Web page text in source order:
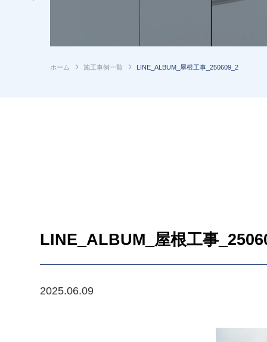
ホーム 施工事例一覧 LINE_ALBUM_屋根工事_250609_2
LINE_ALBUM_屋根工事
2025.06.09